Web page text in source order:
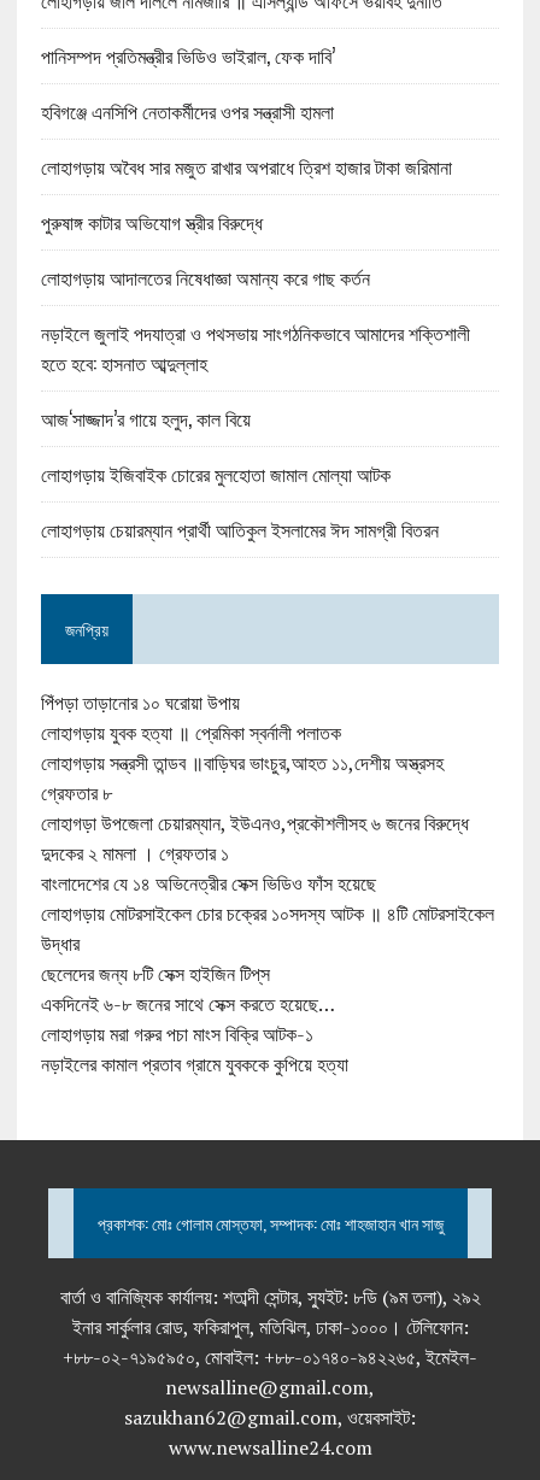
পানিসম্পদ প্রতিমন্ত্রীর ভিডিও ভাইরাল, ফেক দাবি’
হবিগঞ্জে এনসিপি নেতাকর্মীদের ওপর সন্ত্রাসী হামলা
লোহাগড়ায় অবৈধ সার মজুত রাখার অপরাধে ত্রিশ হাজার টাকা জরিমানা
পুরুষাঙ্গ কাটার অভিযোগ স্ত্রীর বিরুদ্ধে
লোহাগড়ায় আদালতের নিষেধাজ্ঞা অমান্য করে গাছ কর্তন
নড়াইলে জুলাই পদযাত্রা ও পথসভায় সাংগঠনিকভাবে আমাদের শক্তিশালী
হতে হবে: হাসনাত আব্দুল্লাহ
আজ‘সাজ্জাদ’র গায়ে হলুদ, কাল বিয়ে
লোহাগড়ায় ইজিবাইক চোরের মুলহোতা জামাল মোল্যা আটক
লোহাগড়ায় চেয়ারম্যান প্রার্থী আতিকুল ইসলামের ঈদ সামগ্রী বিতরন
জনপ্রিয়
পিঁপড়া তাড়ানোর ১০ ঘরোয়া উপায়
লোহাগড়ায় যুবক হত্যা ॥ প্রেমিকা স্বর্নালী পলাতক
লোহাগড়ায় সন্ত্রসী তান্ডব ॥বাড়িঘর ভাংচুর,আহত ১১,দেশীয় অস্ত্রসহ
গ্রেফতার ৮
লোহাগড়া উপজেলা চেয়ারম্যান, ইউএনও,প্রকৌশলীসহ ৬ জনের বিরুদ্ধে
দুদকের ২ মামলা । গ্রেফতার ১
বাংলাদেশের যে ১৪ অভিনেত্রীর সেক্স ভিডিও ফাঁস হয়েছে
লোহাগড়ায় মোটরসাইকেল চোর চক্রের ১০সদস্য আটক ॥ ৪টি মোটরসাইকেল
উদ্ধার
ছেলেদের জন্য ৮টি সেক্স হাইজিন টিপ্‌স
একদিনেই ৬-৮ জনের সাথে সেক্স করতে হয়েছে…
লোহাগড়ায় মরা গরুর পচা মাংস বিক্রি আটক-১
নড়াইলের কামাল প্রতাব গ্রামে যুবককে কুপিয়ে হত্যা
প্রকাশক: মোঃ গোলাম মোস্তফা, সম্পাদক: মোঃ শাহজাহান খান সাজু
বার্তা ও বানিজ্যিক কার্যালয়: শতাব্দী সেন্টার, স্যুইট: ৮ডি (৯ম তলা), ২৯২
ইনার সার্কুলার রোড, ফকিরাপুল, মতিঝিল, ঢাকা-১০০০। টেলিফোন:
+৮৮-০২-৭১৯৫৯৫০, মোবাইল: +৮৮-০১৭৪০-৯৪২২৬৫, ইমেইল-
newsalline@gmail.com,
sazukhan62@gmail.com, ওয়েবসাইট:
www.newsalline24.com